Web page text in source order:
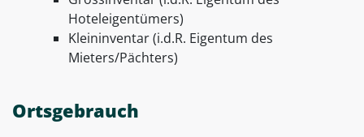
Hoteleigentümers)
Kleininventar (i.d.R. Eigentum des
Mieters/Pächters)
Ortsgebrauch